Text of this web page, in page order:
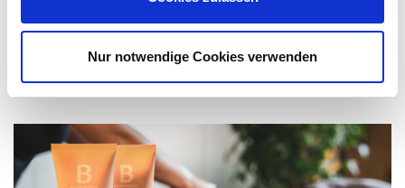
Nur notwendige Cookies verwenden
BLUPHORIA MASSAGE